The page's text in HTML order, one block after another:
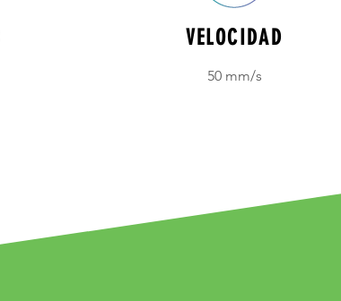
VELOCIDAD
50 mm/s